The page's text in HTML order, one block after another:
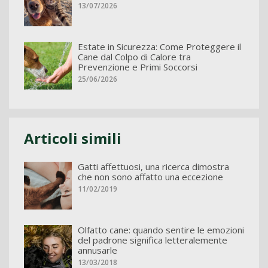
13/07/2026
Estate in Sicurezza: Come Proteggere il
Cane dal Colpo di Calore tra
Prevenzione e Primi Soccorsi
25/06/2026
Articoli simili
Gatti affettuosi, una ricerca dimostra
che non sono affatto una eccezione
11/02/2019
Olfatto cane: quando sentire le emozioni
del padrone significa letteralemente
annusarle
13/03/2018